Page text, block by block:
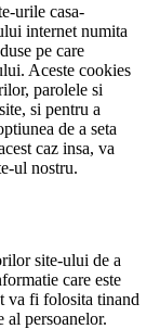
urile casa-
internet numita
pe care
Aceste cookies
parolele si
si pentru a
de a seta
caz insa, va
ul nostru.
site-ului de a
care este
va fi folosita tinand
persoanelor.